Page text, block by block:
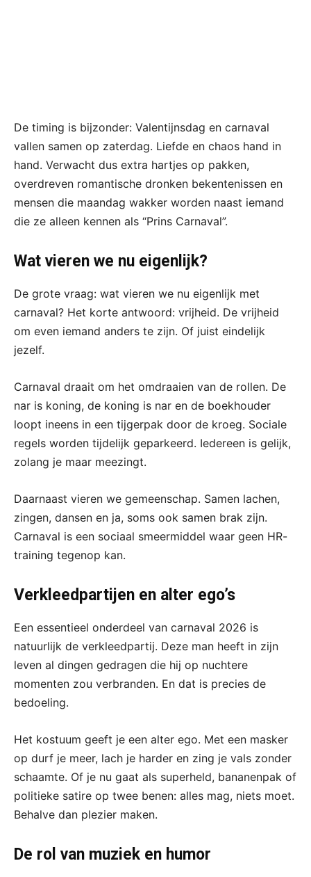
De timing is bijzonder: Valentijnsdag en carnaval
vallen samen op zaterdag. Liefde en chaos hand in
hand. Verwacht dus extra hartjes op pakken,
overdreven romantische dronken bekentenissen en
mensen die maandag wakker worden naast iemand
die ze alleen kennen als “Prins Carnaval”.
Wat vieren we nu eigenlijk?
De grote vraag: wat vieren we nu eigenlijk met
carnaval? Het korte antwoord: vrijheid. De vrijheid
om even iemand anders te zijn. Of juist eindelijk
jezelf.
Carnaval draait om het omdraaien van de rollen. De
nar is koning, de koning is nar en de boekhouder
loopt ineens in een tijgerpak door de kroeg. Sociale
regels worden tijdelijk geparkeerd. Iedereen is gelijk,
zolang je maar meezingt.
Daarnaast vieren we gemeenschap. Samen lachen,
zingen, dansen en ja, soms ook samen brak zijn.
Carnaval is een sociaal smeermiddel waar geen HR-
training tegenop kan.
Verkleedpartijen en alter ego’s
Een essentieel onderdeel van carnaval 2026 is
natuurlijk de verkleedpartij. Deze man heeft in zijn
leven al dingen gedragen die hij op nuchtere
momenten zou verbranden. En dat is precies de
bedoeling.
Het kostuum geeft je een alter ego. Met een masker
op durf je meer, lach je harder en zing je vals zonder
schaamte. Of je nu gaat als superheld, bananenpak of
politieke satire op twee benen: alles mag, niets moet.
Behalve dan plezier maken.
De rol van muziek en humor